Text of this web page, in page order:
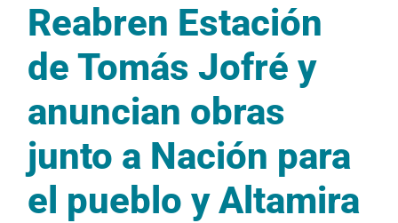
Reabren Estación
de Tomás Jofré y
anuncian obras
junto a Nación para
el pueblo y Altamira